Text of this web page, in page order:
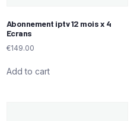
Abonnement iptv 12 mois x 4
Ecrans
€149.00
Add to cart